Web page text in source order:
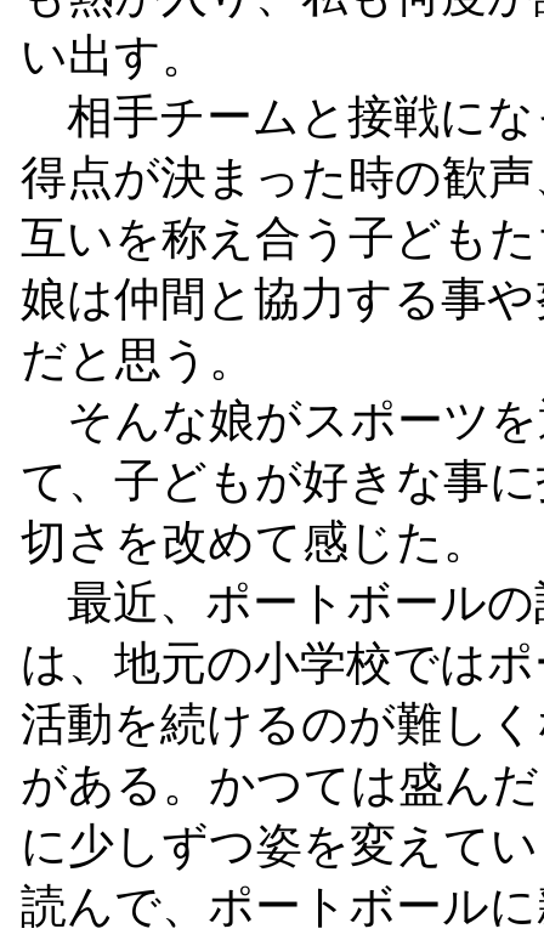
い出す。
相手チームと接戦にな
得点が決まった時の歓
互いを称え合う子ども
娘は仲間と協力する事
だと思う。
そんな娘がスポーツ
て、子どもが好きな事
切さを改めて感じた。
最近、ポートボール
は、地元の小学校では
活動を続けるのが難し
がある。かつては盛ん
に少しずつ姿を変えて
読んで、ポートボール